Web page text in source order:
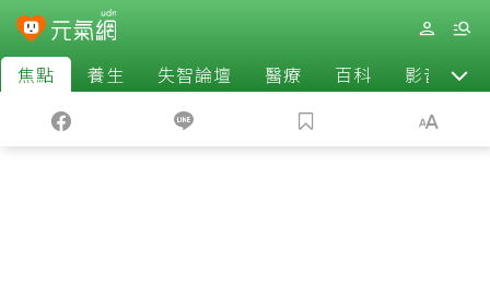
焦點 養生 失智論壇 醫療 百科 影音